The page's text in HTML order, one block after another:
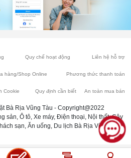
Quy chế hoạt động Liên hệ hỗ trợ
hàng/Shop Online Phương thức thanh toán
Cookie Quy định cần biết An toàn mua bán
Bà Rịa Vũng Tàu - Copyright@2022
sản, Ô tô, Xe máy, Điện thoại, Nội thất, Cây
sạn, Ăn uống, Du lịch Bà Rịa Vũng Tàu